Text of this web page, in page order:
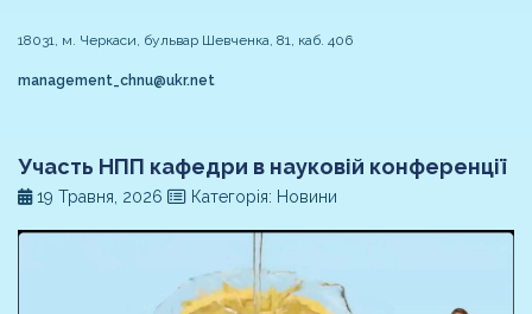
18031, м. Черкаси, бульвар Шевченка, 81, каб. 406
management_chnu@ukr.net
Участь НПП кафедри в науковій конференції
19 Травня, 2026 Категорія: Новини